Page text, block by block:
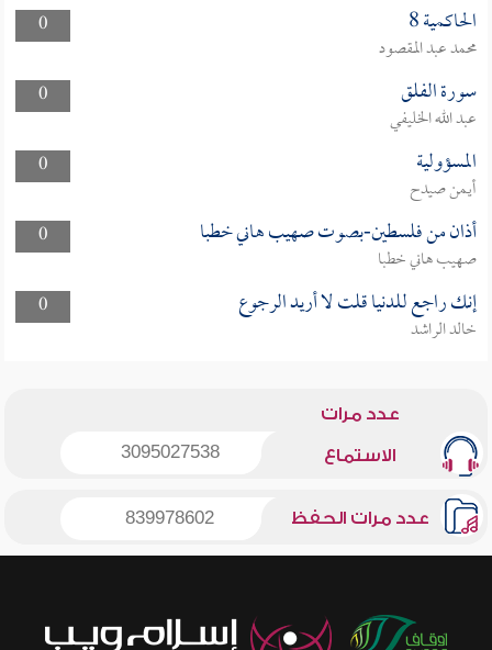
0
الحاكمية 8
محمد عبد المقصود
0
سورة الفلق
عبد الله الخليفي
0
المسؤولية
أيمن صيدح
0
أذان من فلسطين-بصوت صهيب هاني خطبا
صهيب هاني خطبا
0
إنك راجع للدنيا قلت لا أريد الرجوع
خالد الراشد
عدد مرات
الاستماع 3095027538
عدد مرات الحفظ 839978602